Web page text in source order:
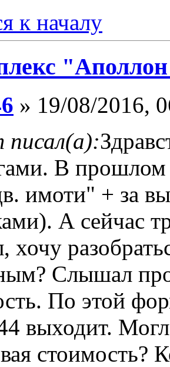
к началу
» 19/08/2016,
писал(а):
В прошлом
имоти" + за
А сейчас
хочу
Слышал
По этой
выходит.
стоимость?